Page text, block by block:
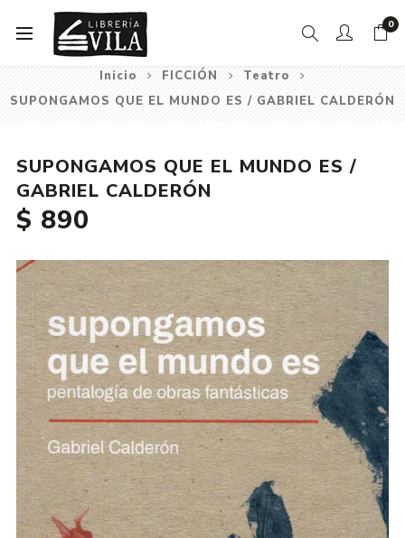
0
Inicio FICCIÓN
Teatro
SUPONGAMOS QUE EL MUNDO ES / GABRIEL CALDERÓN
SUPONGAMOS QUE EL MUNDO ES /
GABRIEL CALDERÓN
$ 890